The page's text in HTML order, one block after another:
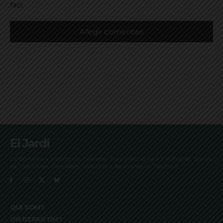
faci.
El Jardí
La Bonanova, Monterols, Galvany, Turó Parc, el Farró, el Putxet, Sarrià,
les Tres Torres, Pedralbes, Vallvidrera, les Planes i el Tibidabo
QUI SOM?
ON REPARTIM?